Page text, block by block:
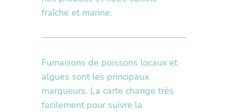
fraîche et marine.
Fumaisons de poissons locaux et
algues sont les principaux
marqueurs. La carte change très
facilement pour suivre la